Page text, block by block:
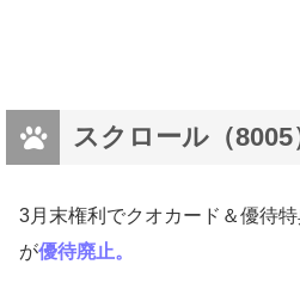
スクロール（8005
3月末権利でクオカード＆優待特
が優待廃止。